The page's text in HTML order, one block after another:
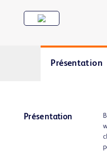
Présentation
Présentation